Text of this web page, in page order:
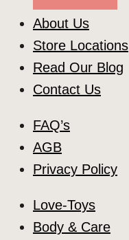
About Us
Store Locations
Read Our Blog
Contact Us
FAQ’s
AGB
Privacy Policy
Love-Toys
Body & Care